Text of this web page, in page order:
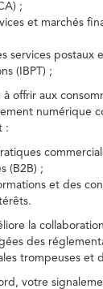
;
et marchés
services postaux
(IBPT) ;
offrir aux
numérique
:
(B2B) ;
et des
la
des
trompeuses et
votre